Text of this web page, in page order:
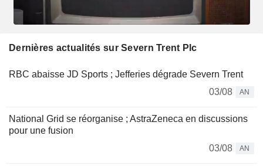
Dernières actualités sur Severn Trent Plc
RBC abaisse JD Sports ; Jefferies dégrade Severn Trent
03/08
AN
National Grid se réorganise ; AstraZeneca en discussions
pour une fusion
03/08
AN